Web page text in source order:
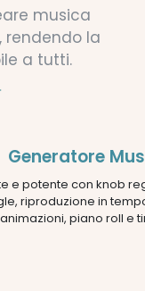
musica
rendendo la
a tutti.
Generatore
e potente con knob
riproduzione in
animazioni, piano roll e